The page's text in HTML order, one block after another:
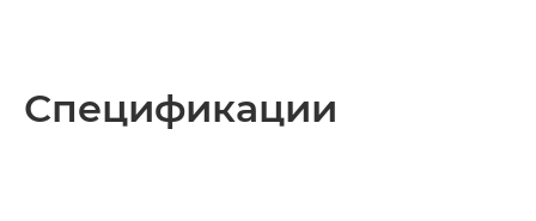
Спецификации